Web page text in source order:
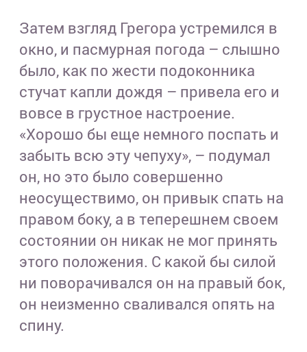
Затем взгляд Грегора устремился в
окно, и пасмурная погода – слышно
было, как по жести подоконника
стучат капли дождя – привела его и
вовсе в грустное настроение.
«Хорошо бы еще немного поспать и
забыть всю эту чепуху», – подумал
он, но это было совершенно
неосуществимо, он привык спать на
правом боку, а в теперешнем своем
состоянии он никак не мог принять
этого положения. С какой бы силой
ни поворачивался он на правый бок,
он неизменно сваливался опять на
спину.